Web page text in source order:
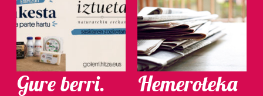
Gure berri. Hemeroteka